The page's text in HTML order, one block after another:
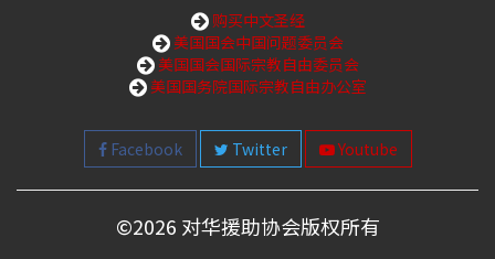
购买中文圣经
美国国会中国问题委员会
美国国会国际宗教自由委员会
美国国务院国际宗教自由办公室
Facebook Twitter Youtube
©2026 对华援助协会版权所有